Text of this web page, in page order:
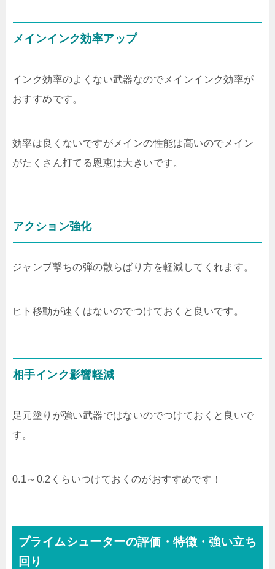
メインインク効率アップ
インク効率のよくない武器なのでメインインク効率が
おすすめです。
効率は良くないですがメインの性能は高いのでメイン
がたくさん打てる恩恵は大きいです。
アクション強化
ジャンプ撃ちの弾の散らばり方を軽減してくれます。
ヒト移動が速くはないのでつけておくと良いです。
相手インク影響軽減
足元塗りが強い武器ではないのでつけておくと良いで
す。
0.1～0.2くらいつけておくのがおすすめです！
プライムシューターの評価・特徴・強い立ち
回り